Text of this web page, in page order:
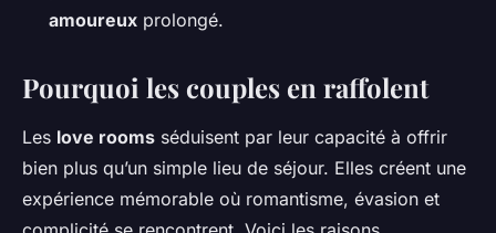
amoureux prolongé.
Pourquoi les couples en raffolent
Les love rooms séduisent par leur capacité à offrir
bien plus qu’un simple lieu de séjour. Elles créent une
expérience mémorable où romantisme, évasion et